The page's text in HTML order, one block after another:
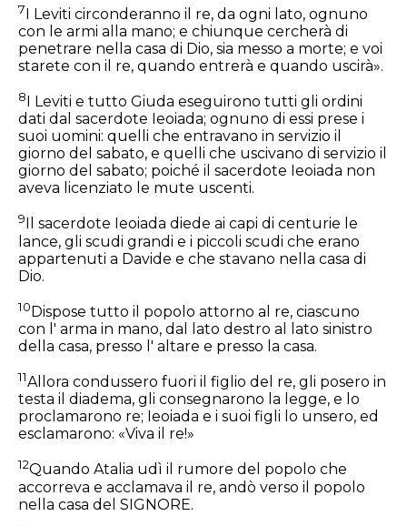
7I Leviti circonderanno il re, da ogni lato, ognuno
con le armi alla mano; e chiunque cercherà di
penetrare nella casa di Dio, sia messo a morte; e voi
starete con il re, quando entrerà e quando uscirà».
8
I Leviti e tutto Giuda eseguirono tutti gli ordini
dati dal sacerdote Ieoiada; ognuno di essi prese i
suoi uomini: quelli che entravano in servizio il
giorno del sabato, e quelli che uscivano di servizio il
giorno del sabato; poiché il sacerdote Ieoiada non
aveva licenziato le mute uscenti.
9
Il sacerdote Ieoiada diede ai capi di centurie le
lance, gli scudi grandi e i piccoli scudi che erano
appartenuti a Davide e che stavano nella casa di
Dio.
10Dispose tutto il popolo attorno al re, ciascuno
con l' arma in mano, dal lato destro al lato sinistro
della casa, presso l' altare e presso la casa.
11Allora condussero fuori il figlio del re, gli posero in
testa il diadema, gli consegnarono la legge, e lo
proclamarono re; Ieoiada e i suoi figli lo unsero, ed
esclamarono: «Viva il re!»
12Quando Atalia udì il rumore del popolo che
accorreva e acclamava il re, andò verso il popolo
nella casa del SIGNORE.